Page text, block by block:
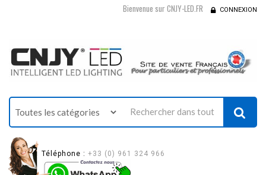
Bienvenue sur CNJY-LED.FR CONNEXION
Téléphone : +33 (0) 961 324 966